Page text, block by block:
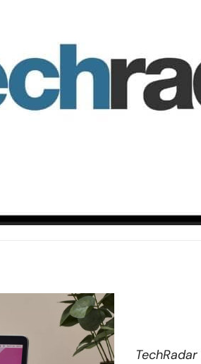
TechRadar